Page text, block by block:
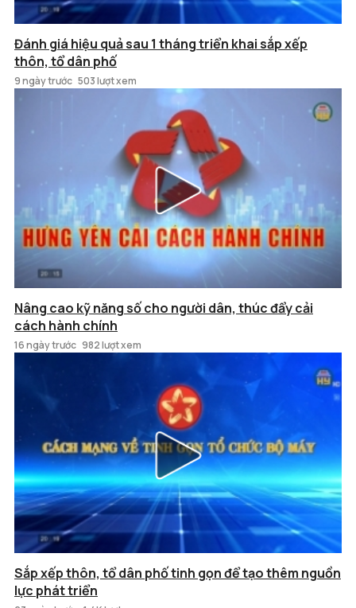
Đánh giá hiệu quả sau 1 tháng triển khai sắp xếp
thôn, tổ dân phố
9 ngày trước 503 lượt xem
Nâng cao kỹ năng số cho người dân, thúc đẩy cải
cách hành chính
16 ngày trước 982 lượt xem
Sắp xếp thôn, tổ dân phố tinh gọn để tạo thêm nguồn
lực phát triển